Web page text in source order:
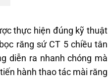
thực hiện đúng kỹ thuật
răng sứ CT 5 chiều tân
diễn ra nhanh chóng mà
hành thao tác mài răng